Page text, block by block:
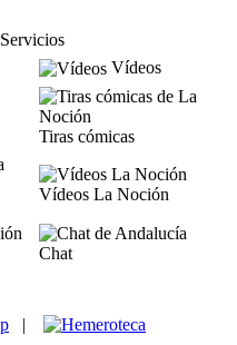
Servicios
Vídeos
Tiras cómicas
Vídeos La Noción
Chat
|